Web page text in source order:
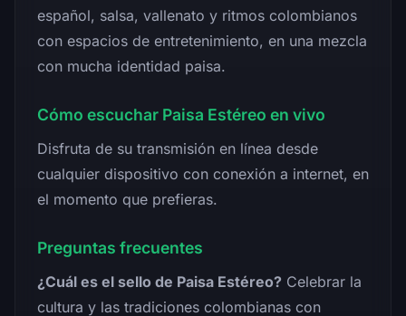
español, salsa, vallenato y ritmos colombianos
con espacios de entretenimiento, en una mezcla
con mucha identidad paisa.
Cómo escuchar Paisa Estéreo en vivo
Disfruta de su transmisión en línea desde
cualquier dispositivo con conexión a internet, en
el momento que prefieras.
Preguntas frecuentes
¿Cuál es el sello de Paisa Estéreo? Celebrar la
cultura y las tradiciones colombianas con